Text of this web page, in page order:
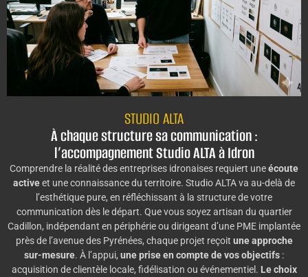
STUDIO ALTA
À chaque structure sa communication :
l’accompagnement Studio ALTA à Idron
Comprendre la réalité des entreprises idronaises requiert uneécoute
activeet une connaissance du territoire. Studio ALTA va au-delà de
l’esthétique pure, en réfléchissant à la structure de votre
communication dès le départ. Que vous soyez artisan du quartier
Cadillon, indépendant en périphérie ou dirigeant d’une PME implantée
près de l’avenue des Pyrénées, chaque projet reçoit une approche
sur-mesure. À l’appui, une prise en compte de vos objectifs :
acquisition de clientèle locale, fidélisation ou événementiel. Le choix